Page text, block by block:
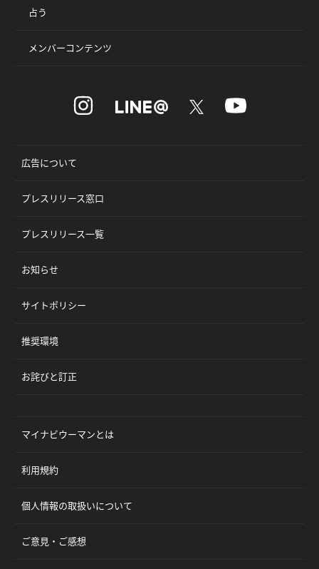
占う
メンバーコンテンツ
広告について
プレスリリース窓口
プレスリリース一覧
お知らせ
サイトポリシー
推奨環境
お詫びと訂正
マイナビウーマンとは
利用規約
個人情報の取扱いについて
ご意見・ご感想